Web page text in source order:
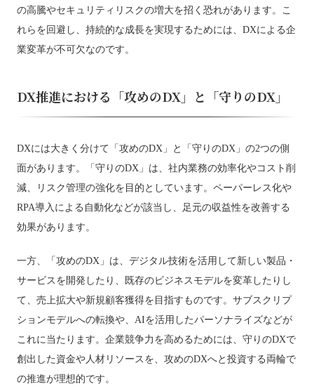
の高騰やセキュリティリスクの増大を招く恐れがあります。こ
れらを回避し、持続的な成長を実現するためには、DXによる企
業変革が不可欠なのです。
DX推進における「攻めのDX」と「守りのDX」
DXには大きく分けて「攻めのDX」と「守りのDX」の2つの側
面があります。「守りのDX」は、社内業務の効率化やコスト削
減、リスク管理の強化を目的としています。ペーパーレス化や
RPA導入による自動化などが該当し、足元の収益性を改善する
効果があります。
一方、「攻めのDX」は、デジタル技術を活用して新しい製品・
サービスを開発したり、既存のビジネスモデルを変革したりし
て、売上拡大や新規顧客獲得を目指すものです。サブスクリプ
ションモデルへの転換や、AIを活用したパーソナライズなどが
これに当たります。企業競争力を高めるためには、守りのDXで
創出した資金や人材リソースを、攻めのDXへと投資する両輪で
の推進が理想的です。